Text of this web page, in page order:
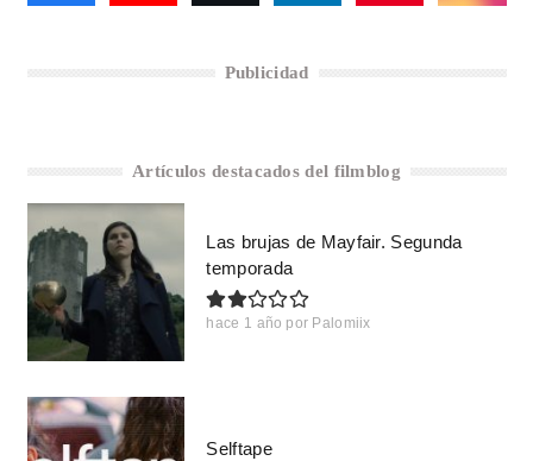
Publicidad
Artículos destacados del filmblog
Las brujas de Mayfair. Segunda
temporada
hace 1 año por Palomiix
Selftape